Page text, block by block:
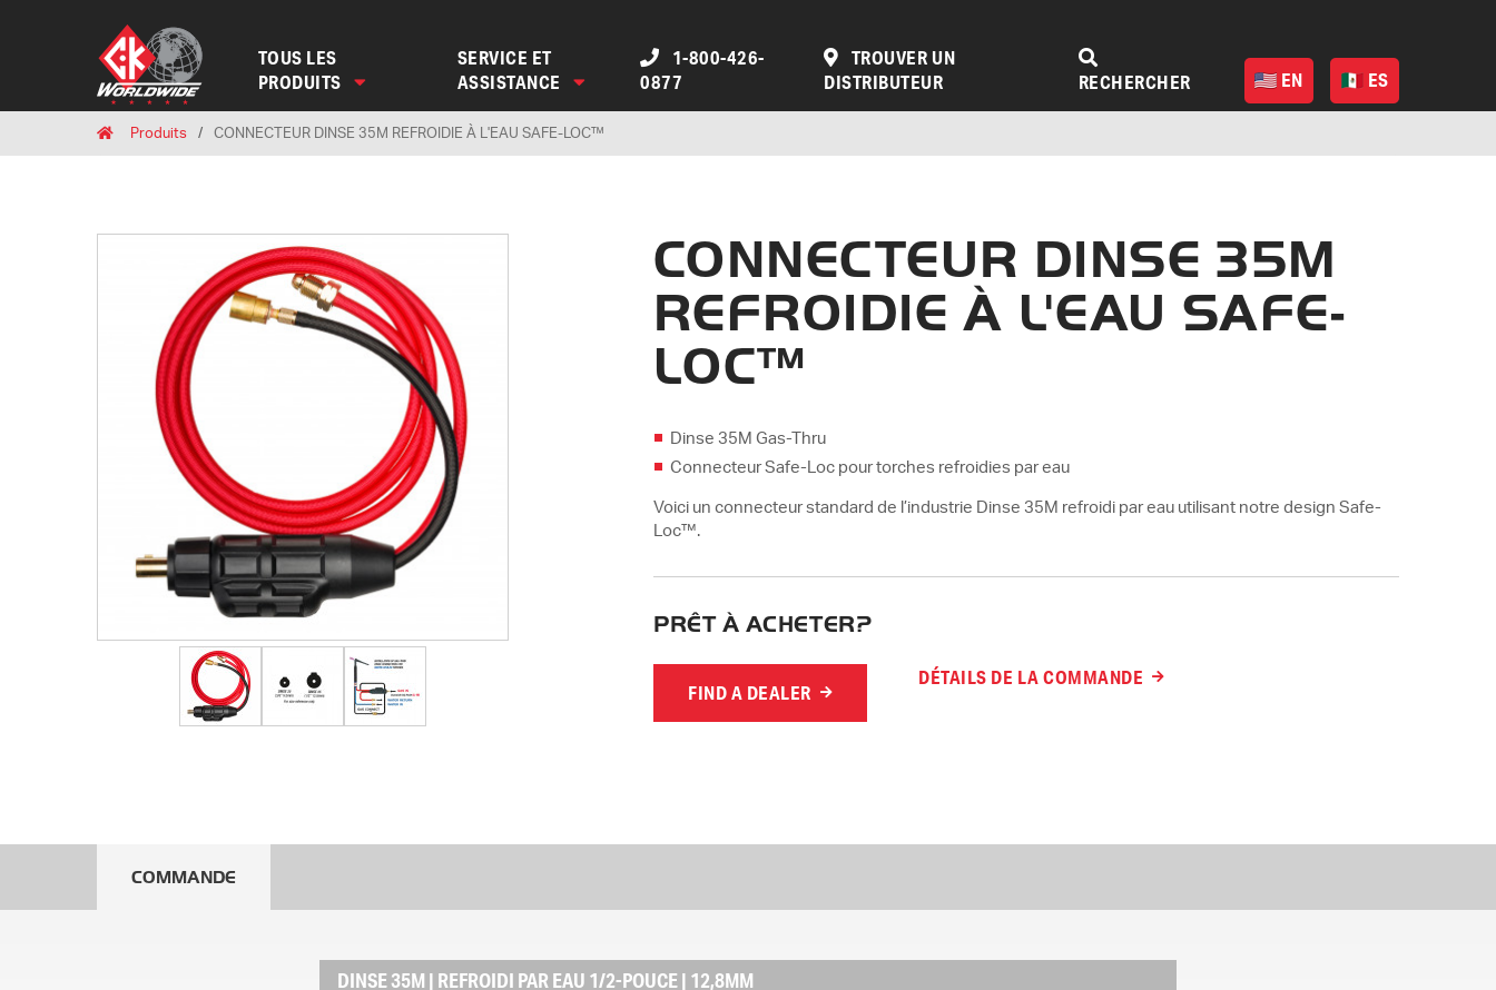
TOUS LES
PRODUITS
SERVICE ET
ASSISTANCE
1-800-426-
0877
TROUVER UN
DISTRIBUTEUR
RECHERCHER EN ES
HomeProduits CONNECTEUR DINSE 35M REFROIDIE À L'EAU SAFE-LOC™
CONNECTEUR DINSE 35M
REFROIDIE À L'EAU SAFE-
LOC™
Dinse 35M Gas-Thru
Connecteur Safe-Loc pour torches refroidies par eau
Voici un connecteur standard de l’industrie Dinse 35M refroidi par eau utilisant notre design Safe-
Loc™.
PRÊT À ACHETER?
FIND A DEALER
DÉTAILS DE LA COMMANDE
COMMANDE
DINSE 35M | REFROIDI PAR EAU 1/2-POUCE | 12,8MM